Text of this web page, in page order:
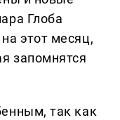
Глоба
этот месяц,
запомнятся
так как